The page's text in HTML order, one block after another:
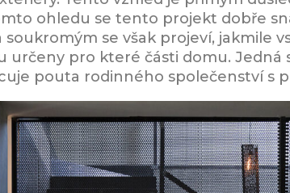
ohledu se tento projekt dobře
soukromým se však projeví, jakmile
určeny pro které části domu.
pouta rodinného společenství s